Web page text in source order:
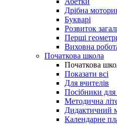
Дрібна
Букварі
Розвиток
Перші
Виховна
Початкова школа
Початкова
Показати всі
Для вчителів
Посібники для
Методична
Дидактичний
Календарне